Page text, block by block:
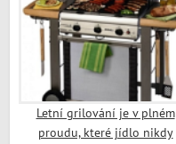
Letní grilování je v plném
proudu, které jídlo nikdy